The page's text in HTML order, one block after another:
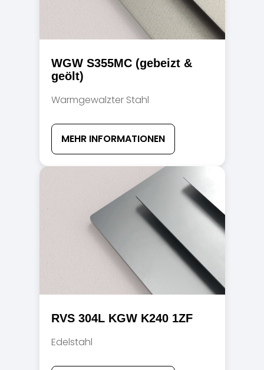
WGW S355MC (gebeizt &
geölt)
Warmgewalzter Stahl
MEHR INFORMATIONEN
RVS 304L KGW K240 1ZF
Edelstahl